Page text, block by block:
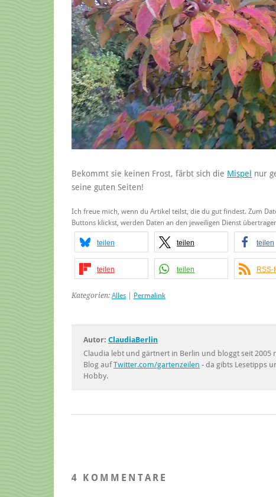
Bekommt sie keinen Frost, färbt sich die Mispel
nur
seine guten Seiten!
Ich freue mich, wenn du Artikel teilst, die du gut findest. Zum
Buttons klickst, werden Daten an den jeweiligen Dienst
teilen teilen teilen
teilen teilen RSS-
Kategorien: Alles Permalink
Autor: ClaudiaBerlin
Claudia lebt und gärtnert in Berlin und bloggt seit
Blog aufTwitter.com/gartenzeilen - da gibts Lesetipps
Hobby.
4 KOMMENTARE